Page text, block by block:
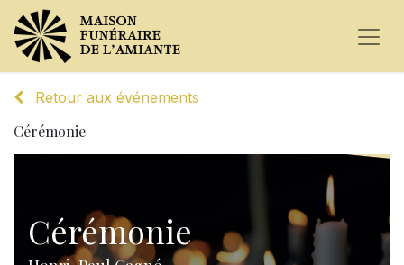
Retour aux événements
Cérémonie
Cérémonie